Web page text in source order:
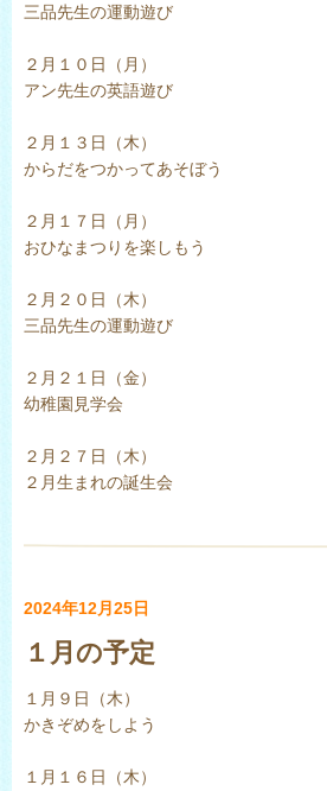
三品先生の運動遊び
２月１０日（月）
アン先生の英語遊び
２月１３日（木）
からだをつかってあそぼう
２月１７日（月）
おひなまつりを楽しもう
２月２０日（木）
三品先生の運動遊び
２月２１日（金）
幼稚園見学会
２月２７日（木）
２月生まれの誕生会
2024年12月25日
１月の予定
１月９日（木）
かきぞめをしよう
１月１６日（木）